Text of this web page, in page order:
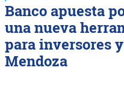
Banco apuesta
una nueva
para inversores
Mendoza